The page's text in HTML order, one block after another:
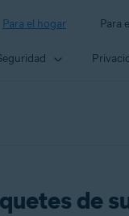
Para el hogar Para
de